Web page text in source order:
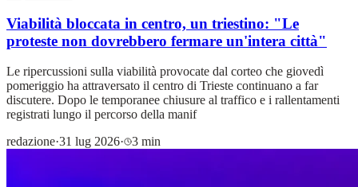
Viabilità bloccata in centro, un triestino: "Le
proteste non dovrebbero fermare un'intera città"
Le ripercussioni sulla viabilità provocate dal corteo che giovedì
pomeriggio ha attraversato il centro di Trieste continuano a far
discutere. Dopo le temporanee chiusure al traffico e i rallentamenti
registrati lungo il percorso della manif
redazione·31 lug 2026· 3 min